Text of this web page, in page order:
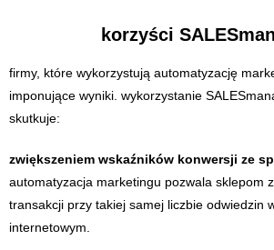
korzyści
firmy, które wykorzystują automatyzację
imponujące wyniki. wykorzystanie
skutkuje:
zwiększeniem wskaźników konwersji ze
automatyzacja marketingu pozwala sklepom
transakcji przy takiej samej liczbie odwiedzin
internetowym.